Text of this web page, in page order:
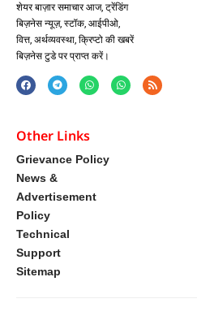
शेयर बाज़ार समाचार आज, ट्रेंडिंग
बिज़नेस न्यूज़, स्टॉक, आईपीओ,
वित्त, अर्थव्यवस्था, क्रिप्टो की खबरें
बिज़नेस टुडे पर प्राप्त करें।
Other Links
Grievance Policy
News &
Advertisement
Policy
Technical
Support
Sitemap